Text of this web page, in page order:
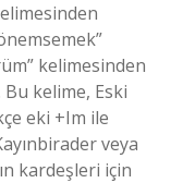
kelimesinden
kelime, Eski
eki +Im ile
veya
kardeşleri için